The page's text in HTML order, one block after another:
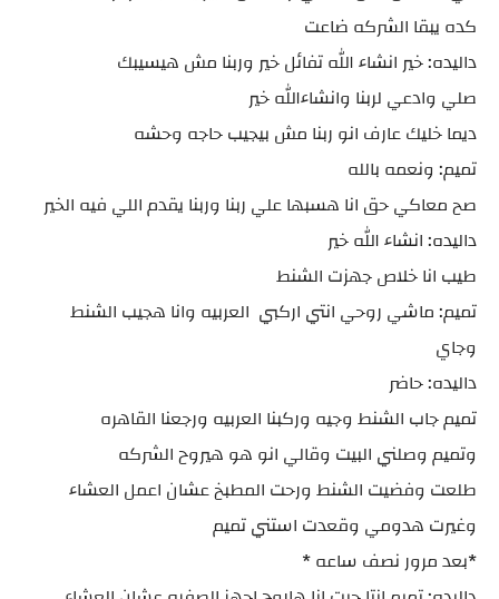
كده يبقا الشركه ضاعت
داليده: خير انشاء الله تفائل خير وربنا مش هيسيبك
صلي وادعي لربنا وانشاءالله خير
ديما خليك عارف انو ربنا مش بيجيب حاجه وحشه
تميم: ونعمه بالله
صح معاكي حق انا هسبها علي ربنا وربنا يقدم اللي فيه الخير
داليده: انشاء الله خير
طيب انا خلاص جهزت الشنط
تميم: ماشي روحي انتي اركبي العربيه وانا هجيب الشنط
وجاي
داليده: حاضر
تميم جاب الشنط وجيه وركبنا العربيه ورجعنا القاهره
وتميم وصلني البيت وقالي انو هو هيروح الشركه
طلعت وفضيت الشنط ورحت المطبخ عشان اعمل العشاء
وغيرت هدومي وقعدت استني تميم
*بعد مرور نصف ساعه *